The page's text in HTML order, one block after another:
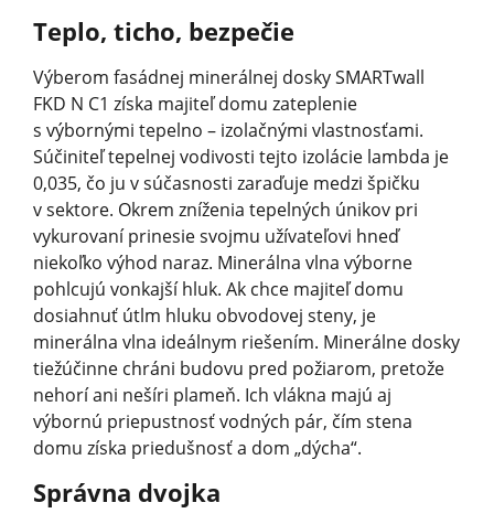
Teplo, ticho, bezpečie
Výberom fasádnej minerálnej dosky SMARTwall
FKD N C1 získa majiteľ domu zateplenie
s výbornými tepelno – izolačnými vlastnosťami.
Súčiniteľ tepelnej vodivosti tejto izolácie lambda je
0,035, čo ju v súčasnosti zaraďuje medzi špičku
v sektore. Okrem zníženia tepelných únikov pri
vykurovaní prinesie svojmu užívateľovi hneď
niekoľko výhod naraz. Minerálna vlna výborne
pohlcujú vonkajší hluk. Ak chce majiteľ domu
dosiahnuť útlm hluku obvodovej steny, je
minerálna vlna ideálnym riešením. Minerálne dosky
tiežúčinne chráni budovu pred požiarom, pretože
nehorí ani nešíri plameň. Ich vlákna majú aj
výbornú priepustnosť vodných pár, čím stena
domu získa priedušnosť a dom „dýcha“.
Správna dvojka